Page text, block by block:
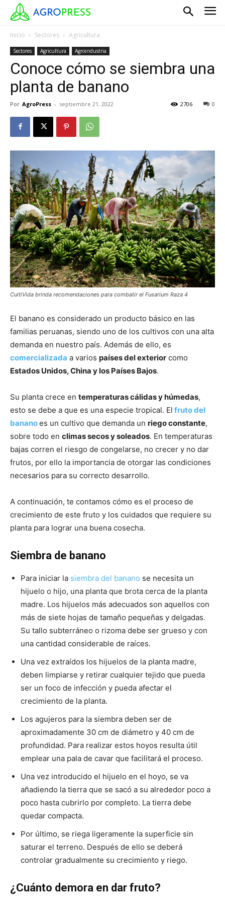
Inicio Sectores Agricultura
Sectores Agricultura Agroindustria
Conoce cómo se siembra una
planta de banano
Por AgroPress - septiembre 21, 2022 0
2706
CultiVida brinda recomendaciones para combatir el Fusarium Raza 4
El banano es considerado un producto básico en las
familias peruanas, siendo uno de los cultivos con una alta
demanda en nuestro país. Además de ello, es
comercializada a varios países del exterior como
Estados Unidos, China y los Países Bajos.
Su planta crece en temperaturas cálidas y húmedas,
esto se debe a que es una especie tropical. El fruto del
bananoes un cultivo que demanda un riego constante,
sobre todo en climas secos y soleados. En temperaturas
bajas corren el riesgo de congelarse, no crecer y no dar
frutos, por ello la importancia de otorgar las condiciones
necesarios para su correcto desarrollo.
A continuación, te contamos cómo es el proceso de
crecimiento de este fruto y los cuidados que requiere su
planta para lograr una buena cosecha.
Siembra de banano
Para iniciar la siembra del banano se necesita un
hijuelo o hijo, una planta que brota cerca de la planta
madre. Los hijuelos más adecuados son aquellos con
más de siete hojas de tamaño pequeñas y delgadas.
Su tallo subterráneo o rizoma debe ser grueso y con
una cantidad considerable de raíces.
Una vez extraídos los hijuelos de la planta madre,
deben limpiarse y retirar cualquier tejido que pueda
ser un foco de infección y pueda afectar el
crecimiento de la planta.
Los agujeros para la siembra deben ser de
aproximadamente 30 cm de diámetro y 40 cm de
profundidad. Para realizar estos hoyos resulta útil
emplear una pala de cavar que facilitará el proceso.
Una vez introducido el hijuelo en el hoyo, se va
añadiendo la tierra que se sacó a su alrededor poco a
poco hasta cubrirlo por completo. La tierra debe
quedar compacta.
Por último, se riega ligeramente la superficie sin
saturar el terreno. Después de ello se deberá
controlar gradualmente su crecimiento y riego.
¿Cuánto demora en dar fruto?